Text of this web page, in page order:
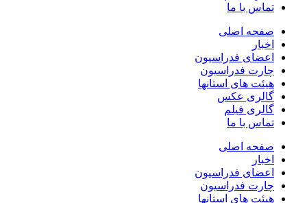
تماس با ما
صفحه اصلی
اخبار
اعضای فدراسیون
چارت فدراسیون
هیئت های استانها
گالری عکس
گالری فیلم
تماس با ما
صفحه اصلی
اخبار
اعضای فدراسیون
چارت فدراسیون
هیئت های استانها